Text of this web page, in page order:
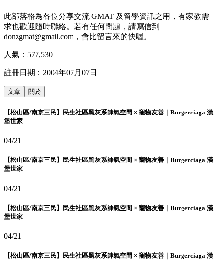
此部落格為各位分享交流 GMAT 及留學資訊之用，有家教需
求也歡迎隨時聯絡。若有任何問題，請寫信到
donzgmat@gmail.com，會比留言來的快喔。
人氣： 577,530
註冊日期： 2004年07月07日
文章 關於
【松山區/南京三民】民生社區黑灰系帥氣空間 × 寵物友善｜Burgerciaga 漢
堡世家
04/21
【松山區/南京三民】民生社區黑灰系帥氣空間 × 寵物友善｜Burgerciaga 漢
堡世家
04/21
【松山區/南京三民】民生社區黑灰系帥氣空間 × 寵物友善｜Burgerciaga 漢
堡世家
04/21
【松山區/南京三民】民生社區黑灰系帥氣空間 × 寵物友善｜Burgerciaga 漢